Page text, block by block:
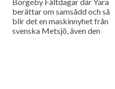
berättar om samsådd och så
blir det en maskinnyhet från
svenska Metsjö, även den